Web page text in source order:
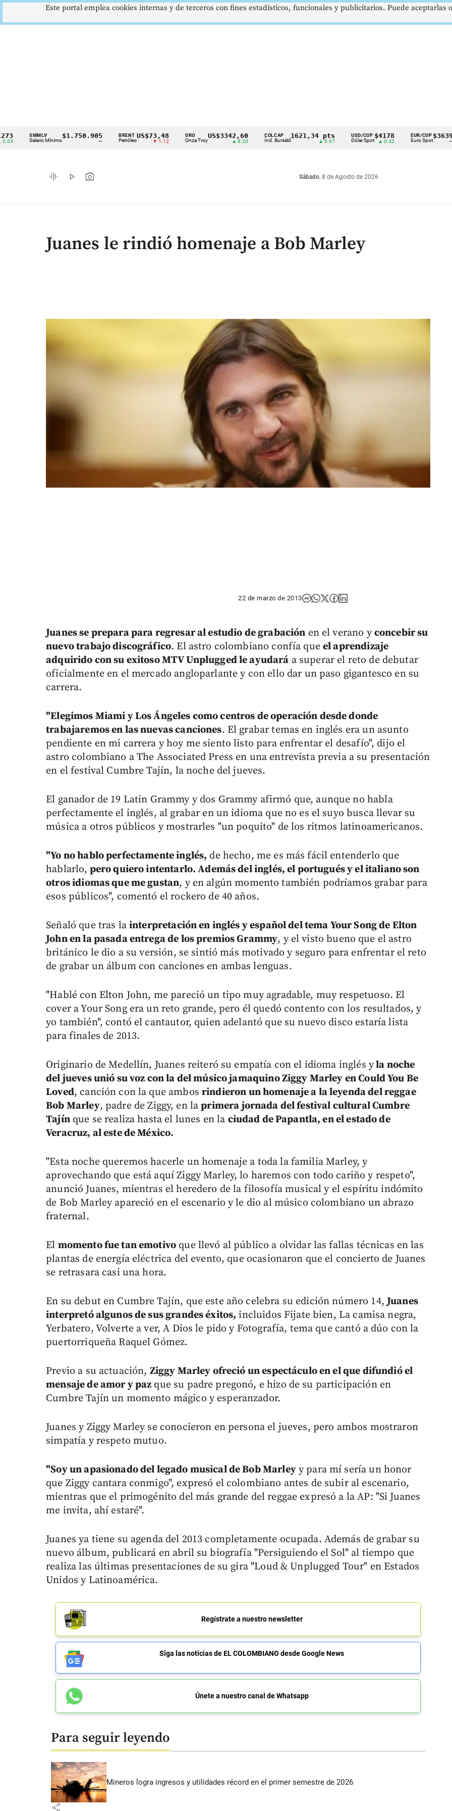
Cintillo
indicadores
económicos
SMMLV
Salario Mínimo
$1.750.905 BRENT
Petróleo
US$73,48
▼ 1.12
ORO
Onza Troy
US$3342,60 COLCAP
Índ. Bursátil
1621,34 pts USD/COP
Dólar Spot
$4178
▲ 0.42
EUR/COP
Euro Spot
$3639
—
graphic_eq play_arrow photo_camera Sábado, 8 de Agosto de 2026
Juanes le rindió homenaje a Bob Marley
22 de marzo de 2013
Juanes se prepara para regresar al estudio de grabación en el verano yconcebir su
nuevo trabajo discográfico. El astro colombiano confía queel aprendizaje
adquirido con su exitoso MTV Unplugged le ayudará a superar el reto de debutar
oficialmente en el mercado angloparlante y con ello dar un paso gigantesco en su
carrera.
"Elegimos Miami y Los Ángeles como centros de operación desde donde
trabajaremos en las nuevas canciones. El grabar temas en inglés era un asunto
pendiente en mi carrera y hoy me siento listo para enfrentar el desafío", dijo el
astro colombiano a The Associated Press en una entrevista previa a su presentación
en el festival Cumbre Tajín, la noche del jueves.
El ganador de 19 Latin Grammy y dos Grammy afirmó que, aunque no habla
perfectamente el inglés, al grabar en un idioma que no es el suyo busca llevar su
música a otros públicos y mostrarles "un poquito" de los ritmos latinoamericanos.
"Yo no hablo perfectamente inglés, de hecho, me es más fácil entenderlo que
hablarlo, pero quiero intentarlo. Además del inglés, el portugués y el italiano son
otros idiomas que me gustan, y en algún momento también podríamos grabar para
esos públicos", comentó el rockero de 40 años.
Señaló que tras lainterpretación en inglés y español del tema Your Song de Elton
John en la pasada entrega de los premios Grammy, y el visto bueno que el astro
británico le dio a su versión, se sintió más motivado y seguro para enfrentar el reto
de grabar un álbum con canciones en ambas lenguas.
"Hablé con Elton John, me pareció un tipo muy agradable, muy respetuoso. El
cover a Your Song era un reto grande, pero él quedó contento con los resultados, y
yo también", contó el cantautor, quien adelantó que su nuevo disco estaría lista
para finales de 2013.
Originario de Medellín, Juanes reiteró su empatía con el idioma inglés yla noche
del jueves unió su voz con la del músico jamaquino Ziggy Marley en Could You Be
Loved, canción con la que ambos rindieron un homenaje a la leyenda del reggae
Bob Marley, padre de Ziggy, en laprimera jornada del festival cultural Cumbre
Tajínque se realiza hasta el lunes en la ciudad de Papantla, en el estado de
Veracruz, al este de México.
"Esta noche queremos hacerle un homenaje a toda la familia Marley, y
aprovechando que está aquí Ziggy Marley, lo haremos con todo cariño y respeto",
anunció Juanes, mientras el heredero de la filosofía musical y el espíritu indómito
de Bob Marley apareció en el escenario y le dio al músico colombiano un abrazo
fraternal.
El momento fue tan emotivo que llevó al público a olvidar las fallas técnicas en las
plantas de energía eléctrica del evento, que ocasionaron que el concierto de Juanes
se retrasara casi una hora.
En su debut en Cumbre Tajín, que este año celebra su edición número 14,Juanes
interpretó algunos de sus grandes éxitos, incluidos Fijate bien, La camisa negra,
Yerbatero, Volverte a ver, A Dios le pido y Fotografía, tema que cantó a dúo con la
puertorriqueña Raquel Gómez.
Previo a su actuación, Ziggy Marley ofreció un espectáculo en el que difundió el
mensaje de amor y paz que su padre pregonó, e hizo de su participación en
Cumbre Tajín un momento mágico y esperanzador.
Juanes y Ziggy Marley se conocieron en persona el jueves, pero ambos mostraron
simpatía y respeto mutuo.
"Soy un apasionado del legado musical de Bob Marleyy para mí sería un honor
que Ziggy cantara conmigo", expresó el colombiano antes de subir al escenario,
mientras que el primogénito del más grande del reggae expresó a la AP: "Si Juanes
me invita, ahí estaré".
Juanes ya tiene su agenda del 2013 completamente ocupada. Además de grabar su
nuevo álbum, publicará en abril su biografía "Persiguiendo el Sol" al tiempo que
realiza las últimas presentaciones de su gira "Loud & Unplugged Tour" en Estados
Unidos y Latinoamérica.
Regístrate a nuestro newsletter
Siga las noticias de EL COLOMBIANO desde Google News
Únete a nuestro canal de Whatsapp
Para seguir leyendo
Mineros logra ingresos y utilidades récord en el primer semestre de 2026
share
Este portal emplea cookies internas y de terceros con fines estadísticos, funcionales y publicitarios. Puede aceptarlas